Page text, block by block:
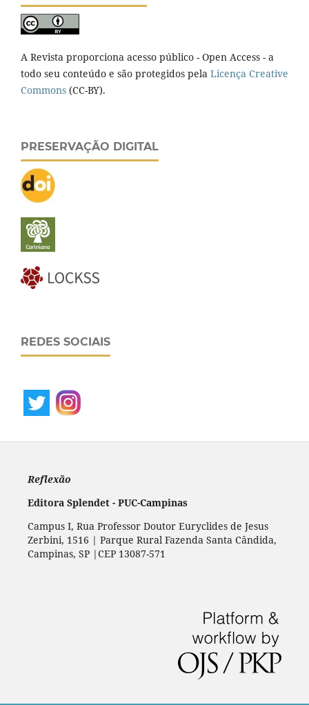
A Revista proporciona acesso público - Open Access - a
todo seu conteúdo e são protegidos pela Licença Creative
Commons (CC-BY).
PRESERVAÇÃO DIGITAL
REDES SOCIAIS
Reflexão
Editora Splendet - PUC-Campinas
Campus I, Rua Professor Doutor Euryclides de Jesus
Zerbini, 1516 | Parque Rural Fazenda Santa Cândida,
Campinas, SP |CEP 13087-571